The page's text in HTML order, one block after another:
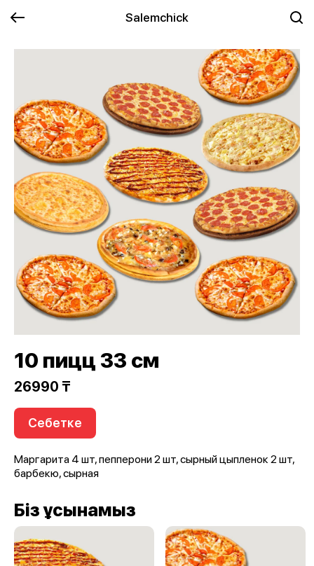
Salemchick
10 пицц 33 см
26990 ₸
Себетке
Маргарита 4 шт, пепперони 2 шт, сырный цыпленок 2 шт,
барбекю, сырная
Біз ұсынамыз